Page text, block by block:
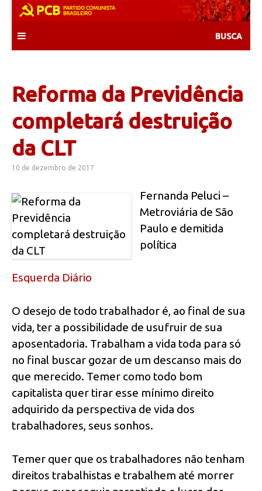
content
Reforma da Previdência
completará destruição
da CLT
10 de dezembro de 2017
Fernanda Peluci –
Metroviária de São
Paulo e demitida
política
Esquerda Diário
O desejo de todo trabalhador é, ao final de sua
vida, ter a possibilidade de usufruir de sua
aposentadoria. Trabalham a vida toda para só
no final buscar gozar de um descanso mais do
que merecido. Temer como todo bom
capitalista quer tirar esse mínimo direito
adquirido da perspectiva de vida dos
trabalhadores, seus sonhos.
Temer quer que os trabalhadores não tenham
direitos trabalhistas e trabalhem até morrer